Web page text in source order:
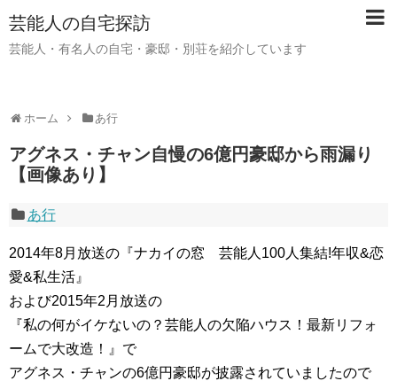
芸能人の自宅探訪
芸能人・有名人の自宅・豪邸・別荘を紹介しています
ホーム あ行
アグネス・チャン自慢の6億円豪邸から雨漏り
【画像あり】
あ行
2014年8月放送の『ナカイの窓 芸能人100人集結!年収&恋
愛&私生活』
および2015年2月放送の
『私の何がイケないの？芸能人の欠陥ハウス！最新リフォ
ームで大改造！』で
アグネス・チャンの6億円豪邸が披露されていましたので